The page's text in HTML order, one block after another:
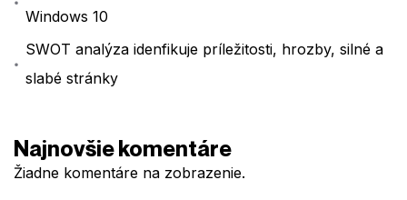
Windows 10
SWOT analýza idenfikuje príležitosti, hrozby, silné a
slabé stránky
Najnovšie komentáre
Žiadne komentáre na zobrazenie.